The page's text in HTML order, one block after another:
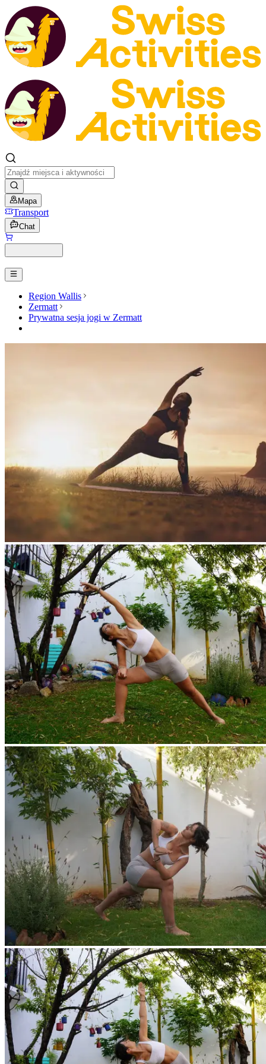
Mapa
Transport
Chat
Region Wallis
Zermatt
Prywatna sesja jogi w Zermatt